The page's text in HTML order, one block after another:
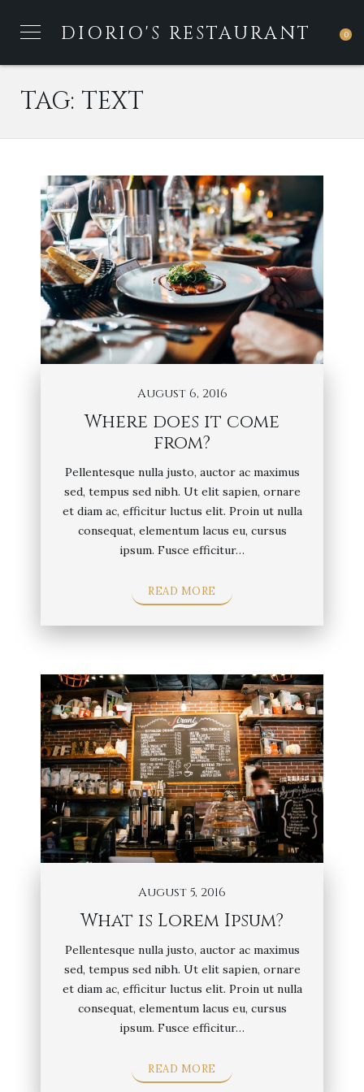
DIORIO'S RESTAURANT 0
TAG: TEXT
August 6, 2016
Where does it come
from?
Pellentesque nulla justo, auctor ac maximus
sed, tempus sed nibh. Ut elit sapien, ornare
et diam ac, efficitur luctus elit. Proin ut nulla
consequat, elementum lacus eu, cursus
ipsum. Fusce efficitur…
READ MORE
August 5, 2016
What is Lorem Ipsum?
Pellentesque nulla justo, auctor ac maximus
sed, tempus sed nibh. Ut elit sapien, ornare
et diam ac, efficitur luctus elit. Proin ut nulla
consequat, elementum lacus eu, cursus
ipsum. Fusce efficitur…
READ MORE